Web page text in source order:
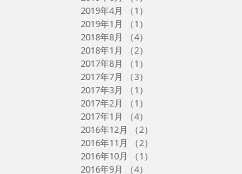
2019年4月
（1）
2019年1月
（1）
2018年8月
（4）
2018年1月
（2）
2017年8月
（1）
2017年7月
（3）
2017年3月
（1）
2017年2月
（1）
2017年1月
（4）
2016年12月
（2）
2016年11月
（2）
2016年10月
（1）
2016年9月
（4）